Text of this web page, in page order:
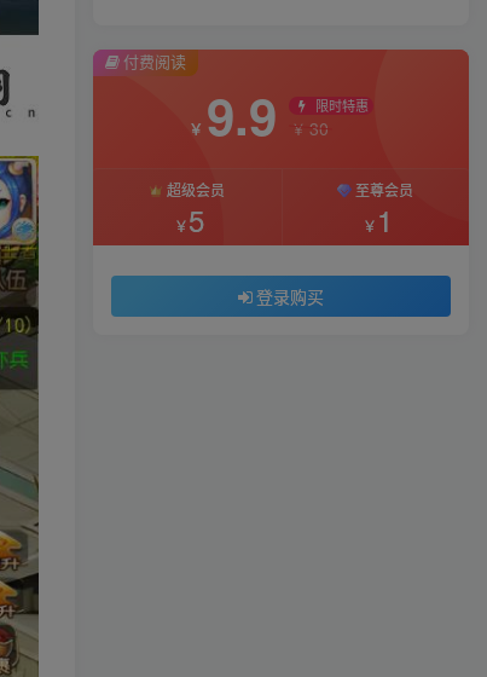
付费阅读
￥ 9.9 限时特惠
￥ 30
超级会员
￥5
至尊会员
￥ 1
登录购买